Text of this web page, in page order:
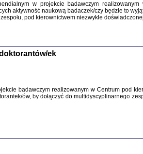
Warszawa
w projekcie badawczym realizowanym
aktywność naukową badaczek/czy będzie to
pod kierownictwem niezwykle
ek
badawczym realizowanym w Centrum pod
ów, by dołączyć do multidyscyplinarnego